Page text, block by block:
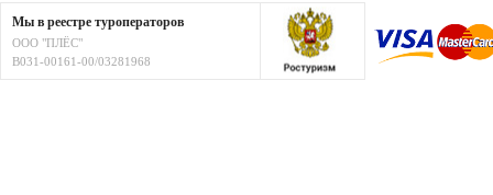
Мы в реестре туроператоров
ООО "ПЛЁС"
В031-00161-00/03281968